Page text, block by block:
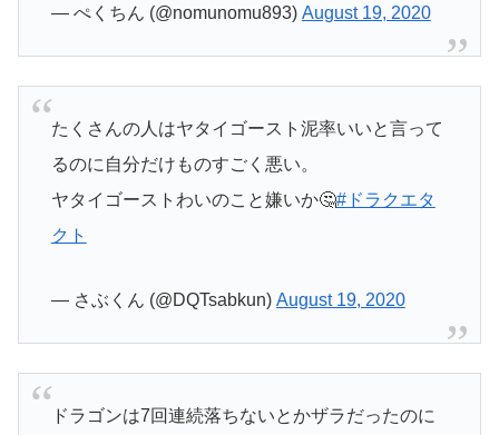
— ぺくちん (@nomunomu893) August 19, 2020
たくさんの人はヤタイゴースト泥率いいと言って
るのに自分だけものすごく悪い。
ヤタイゴーストわいのこと嫌いか🤔#ドラクエタ
クト
— さぶくん (@DQTsabkun) August 19, 2020
ドラゴンは7回連続落ちないとかザラだったのに